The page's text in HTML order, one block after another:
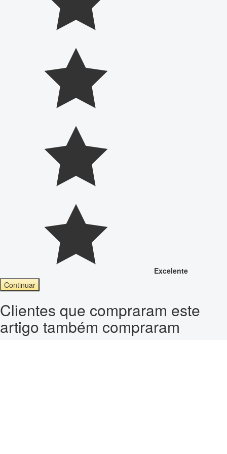
Excelente
Continuar
Clientes que compraram este
artigo também compraram